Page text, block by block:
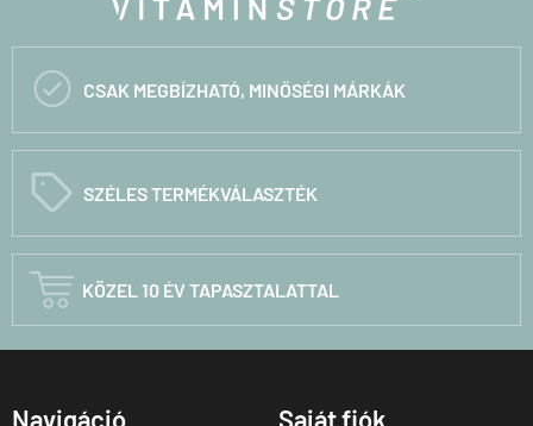
 CSAK MEGBÍZHATÓ, MINŐSÉGI MÁRKÁK
C SZÉLES TERMÉKVÁLASZTÉK
 KÖZEL 10 ÉV TAPASZTALATTAL
Navigáció Saját fiók